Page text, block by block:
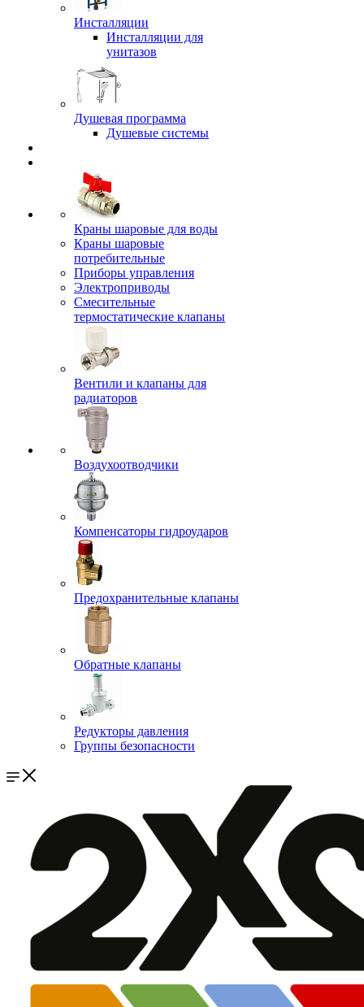
Инсталляции
Инсталляции для
унитазов
Душевая программа
Душевые системы
Краны шаровые для воды
Краны шаровые
потребительные
Приборы управления
Электроприводы
Смесительные
термостатические клапаны
Вентили и клапаны для
радиаторов
Воздухоотводчики
Компенсаторы гидроударов
Предохранительные клапаны
Обратные клапаны
Редукторы давления
Группы безопасности